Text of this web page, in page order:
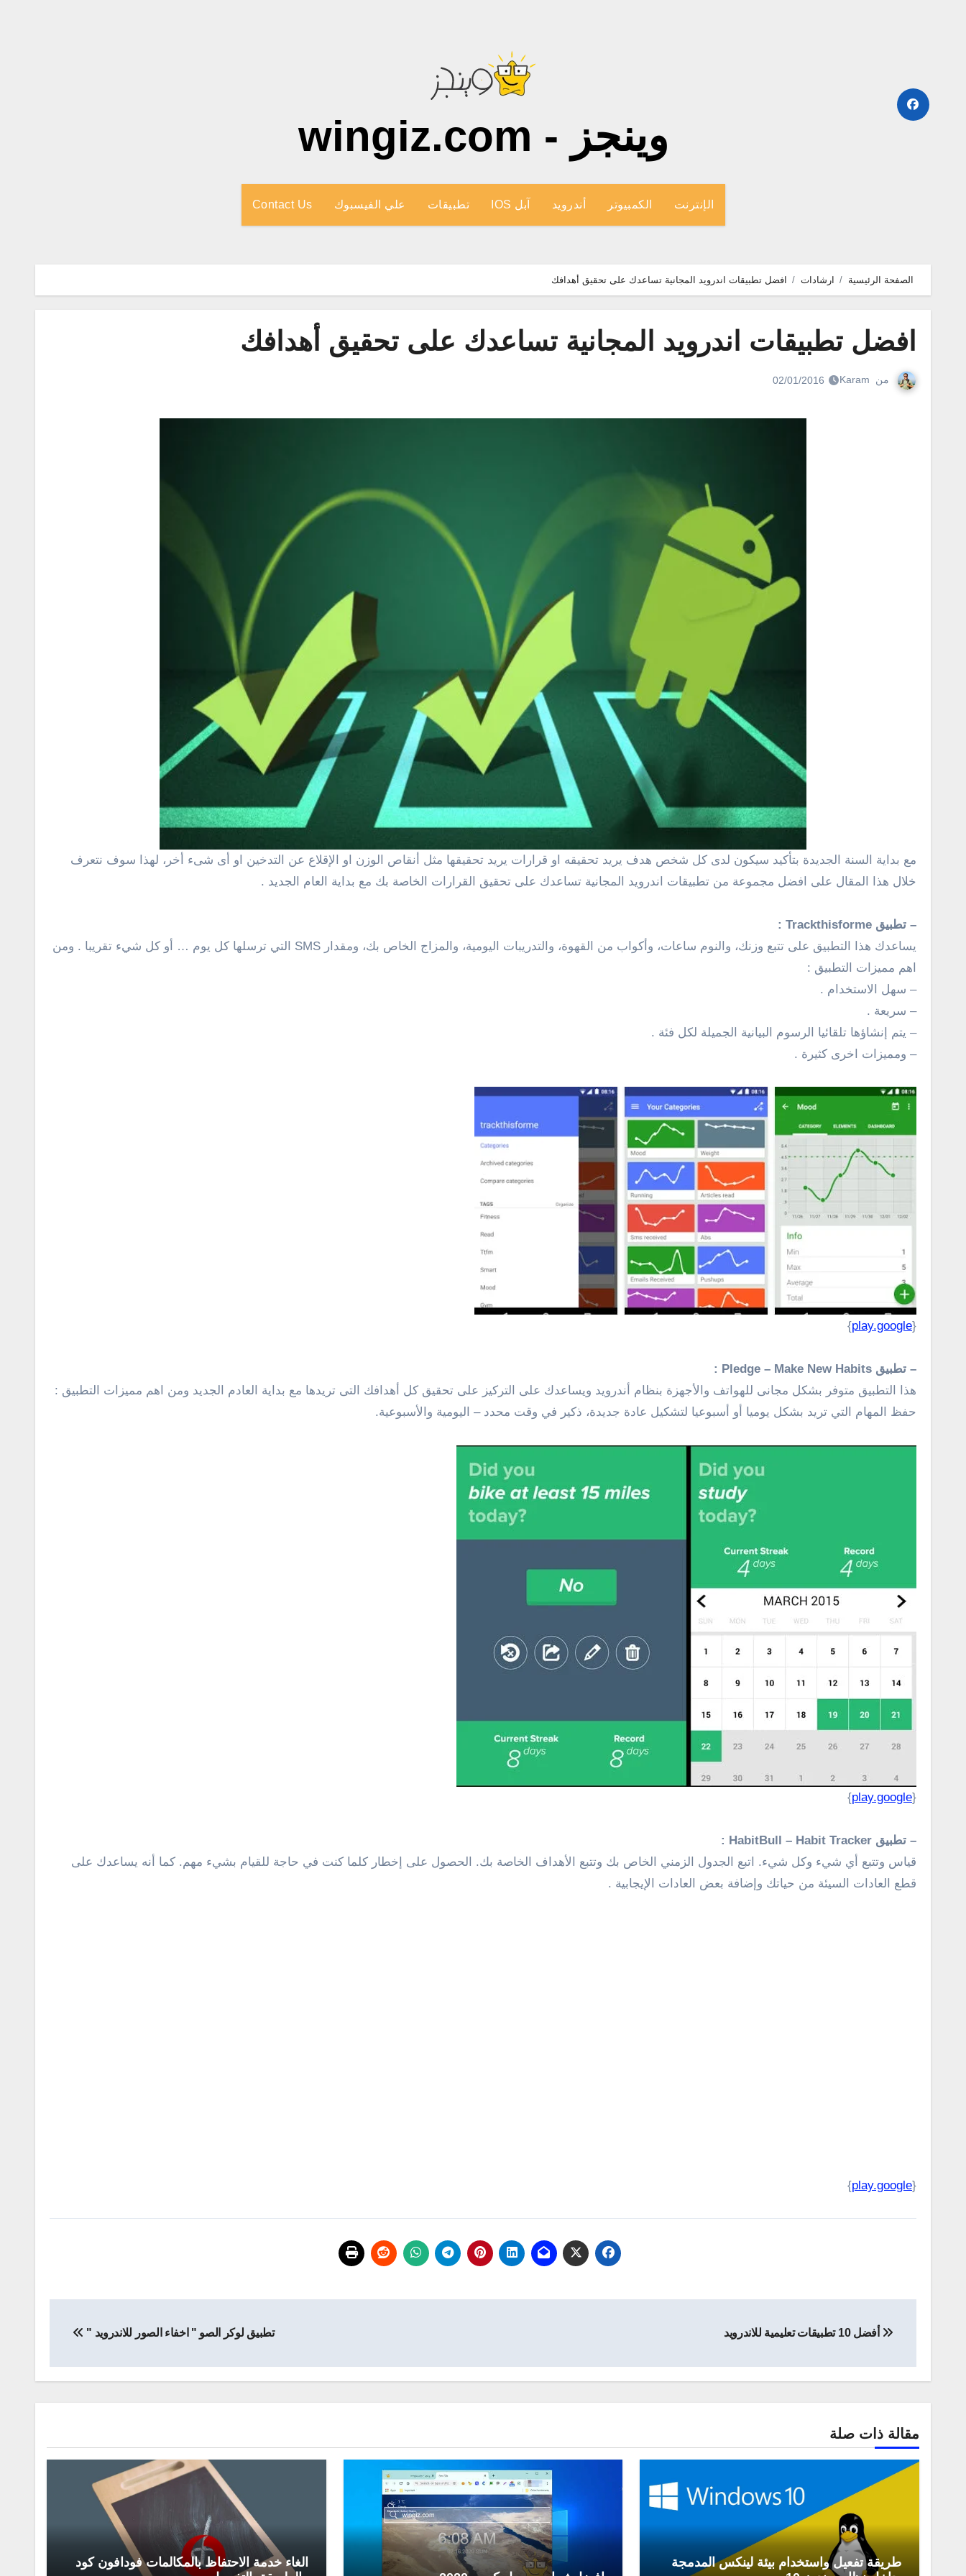
وينجز - wingiz.com
الإنترنت الكمبيوتر أندرويد آبل IOS تطبيقات علي الفيسبوك Contact Us
الصفحة الرئيسية ارشادات افضل تطبيقات اندرويد المجانية تساعدك على تحقيق أهدافك
افضل تطبيقات اندرويد المجانية تساعدك على تحقيق أهدافك
من Karam
02/01/2016
مع بداية السنة الجديدة بتأكيد سيكون لدى كل شخص هدف يريد تحقيقه او قرارات يريد تحقيقها مثل أنقاص الوزن او الإقلاع عن التدخين او أى شىء أخر، لهذا سوف نتعرف
خلال هذا المقال على افضل مجموعة من تطبيقات اندرويد المجانية تساعدك على تحقيق القرارات الخاصة بك مع بداية العام الجديد .
– تطبيق Trackthisforme :
يساعدك هذا التطبيق على تتبع وزنك، والنوم ساعات، وأكواب من القهوة، والتدريبات اليومية،
والمزاج الخاص بك، ومقدار SMS التي ترسلها كل يوم … أو كل شيء تقريبا . ومن
اهم مميزات التطبيق :
– سهل الاستخدام .
– سريعة .
– يتم إنشاؤها تلقائيا الرسوم البيانية الجميلة لكل فئة .
– ومميزات اخرى كثير ة .
{
play.google
}
– تطبيق Pledge – Make New Habits :
هذا التطبيق متوفر بشكل مجانى للهواتف والأجهزة بنظام أندرويد ويساعدك على التركيز على تحقيق كل أهدافك التى تريدها مع بداية العادم الجديد ومن اهم مميزات التطبيق :
حفظ المهام التي تريد بشكل يوميا أو أسبوعيا لتشكيل عادة جديدة، ذكير في وقت محدد – اليومية والأسبوعية.
{
play.google
}
– تطبيق HabitBull – Habit Tracker :
قياس وتتبع أي شيء وكل شيء. اتبع الجدول الزمني الخاص بك وتتبع الأهداف الخاصة بك. الحصول على إخطار كلما كنت في حاجة للقيام بشيء مهم. كما أنه يساعدك على
قطع العادات السيئة من حياتك وإضافة بعض العادات الإيجابية .
{
play.google
}
المقالات
أفضل 10 تطبيقات تعليمية للاندرويد تطبيق لوكر الصو " اخفاء الصور للاندرويد "
مقالة ذات صلة
طريقة تفعيل واستخدام بيئة لينكس المدمجة
الغاء خدمة الاحتفاظ بالمكالمات فودافون كود